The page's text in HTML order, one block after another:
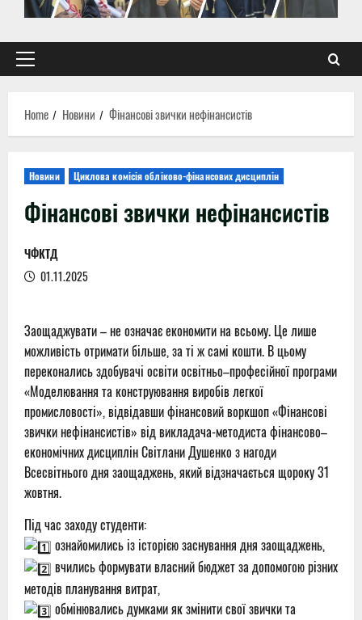
Primary
Home
Новини Фінансові звички нефінансистів
Новини Циклова комісія обліково-фінансових дисциплін
Фінансові звички нефінансистів
ЧФКТД
01.11.2025
Заощаджувати – не означає економити на всьому. Це лише
можливість отримати більше, за ті ж самі кошти. В цьому
переконались здобувачі освіти освітньо–професійної програми
«Моделювання та конструювання виробів легкої
промисловості», відвідавши фінансовий воркшоп «Фінансові
звички нефінансистів» від викладача-методиста фінансово–
економічних дисциплін Світлани Душенко з нагоди
Всесвітнього дня заощаджень, який відзначається щороку 31
жовтня.
Під час заходу студенти:
ознайомились із історією заснування дня заощаджень,
вчились формувати власний бюджет за допомогою різних
методів планування витрат,
обмінювались думками як змінити свої звички та